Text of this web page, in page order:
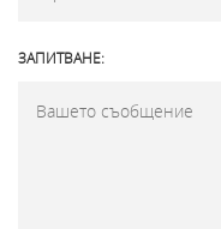
ЗАПИТВАНЕ: